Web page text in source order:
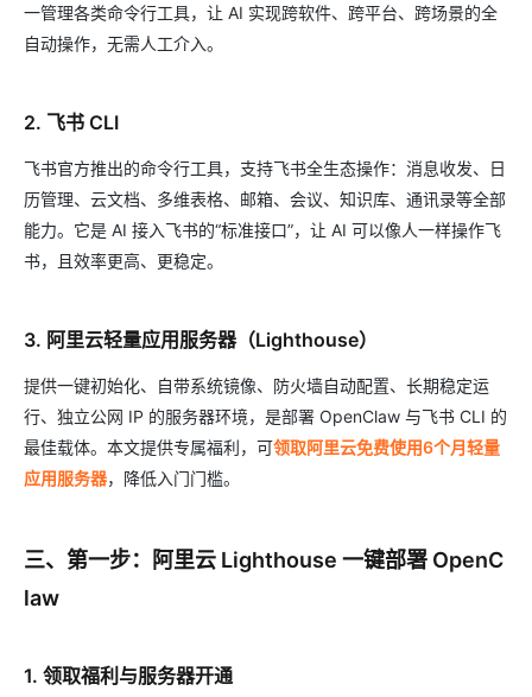
一管理各类命令行工具，让 AI 实现跨软件、跨平台、跨场景的全
自动操作，无需人工介入。
2. 飞书 CLI
飞书官方推出的命令行工具，支持飞书全生态操作：消息收发、日
历管理、云文档、多维表格、邮箱、会议、知识库、通讯录等全部
能力。它是 AI 接入飞书的“标准接口”，让 AI 可以像人一样操作飞
书，且效率更高、更稳定。
3. 阿里云轻量应用服务器（Lighthouse）
提供一键初始化、自带系统镜像、防火墙自动配置、长期稳定运
行、独立公网 IP 的服务器环境，是部署 OpenClaw 与飞书 CLI 的
最佳载体。本文提供专属福利，可领取阿里云免费使用6个月轻量
应用服务器，降低入门门槛。
三、第一步：阿里云 Lighthouse 一键部署 OpenC
law
1. 领取福利与服务器开通